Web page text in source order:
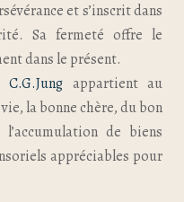
et s’inscrit dans
Sa fermeté offre le
dans le présent.
C.G.Jung appartient au
la bonne chère, du bon
de biens
appréciables pour